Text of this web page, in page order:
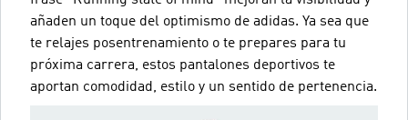
añaden un toque del optimismo de adidas. Ya sea que
te relajes posentrenamiento o te prepares para tu
próxima carrera, estos pantalones deportivos te
aportan comodidad, estilo y un sentido de pertenencia.